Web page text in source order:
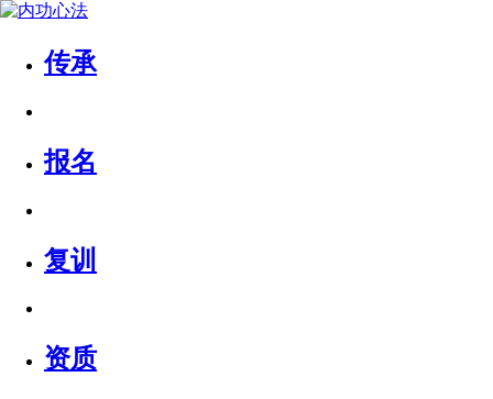
传承
报名
复训
资质